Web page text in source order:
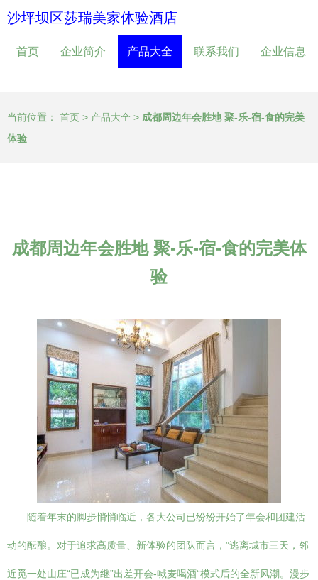
沙坪坝区莎瑞美家体验酒店
首页 企业简介 产品大全 联系我们 企业信息
当前位置： 首页 > 产品大全 > 成都周边年会胜地 聚-乐-宿-食的完美
体验
成都周边年会胜地 聚-乐-宿-食的完美体
验
随着年末的脚步悄悄临近，各大公司已纷纷开始了年会和团建活
动的酝酿。对于追求高质量、新体验的团队而言，”逃离城市三天，邻
近觅一处山庄“已成为继”出差开会-喊麦喝酒“模式后的全新风潮。漫步